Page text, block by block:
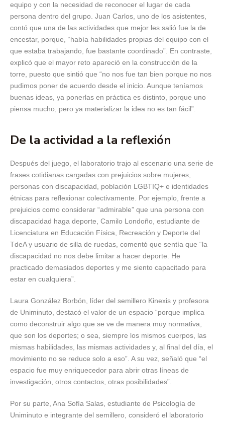
equipo y con la necesidad de reconocer el lugar de cada
persona dentro del grupo. Juan Carlos, uno de los asistentes,
contó que una de las actividades que mejor les salió fue la de
encestar, porque, “había habilidades propias del equipo con el
que estaba trabajando, fue bastante coordinado”. En contraste,
explicó que el mayor reto apareció en la construcción de la
torre, puesto que sintió que “no nos fue tan bien porque no nos
pudimos poner de acuerdo desde el inicio. Aunque teníamos
buenas ideas, ya ponerlas en práctica es distinto, porque uno
piensa mucho, pero ya materializar la idea no es tan fácil”.
De la actividad a la reflexión
Después del juego, el laboratorio trajo al escenario una serie de
frases cotidianas cargadas con prejuicios sobre mujeres,
personas con discapacidad, población LGBTIQ+ e identidades
étnicas para reflexionar colectivamente. Por ejemplo, frente a
prejuicios como considerar “admirable” que una persona con
discapacidad haga deporte, Camilo Londoño, estudiante de
Licenciatura en Educación Física, Recreación y Deporte del
TdeA y usuario de silla de ruedas, comentó que sentía que “la
discapacidad no nos debe limitar a hacer deporte. He
practicado demasiados deportes y me siento capacitado para
estar en cualquiera”.
Laura González Borbón, líder del semillero Kinexis y profesora
de Uniminuto, destacó el valor de un espacio “porque implica
como deconstruir algo que se ve de manera muy normativa,
que son los deportes; o sea, siempre los mismos cuerpos, las
mismas habilidades, las mismas actividades y, al final del día, el
movimiento no se reduce solo a eso”. A su vez, señaló que “el
espacio fue muy enriquecedor para abrir otras líneas de
investigación, otros contactos, otras posibilidades”.
Por su parte, Ana Sofía Salas, estudiante de Psicología de
Uniminuto e integrante del semillero, consideró el laboratorio